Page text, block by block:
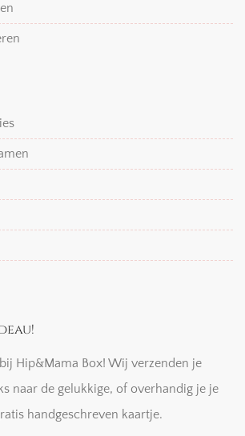
Hip&Mama Box! Wij verzenden je
naar de gelukkige, of overhandig je je
handgeschreven kaartje.